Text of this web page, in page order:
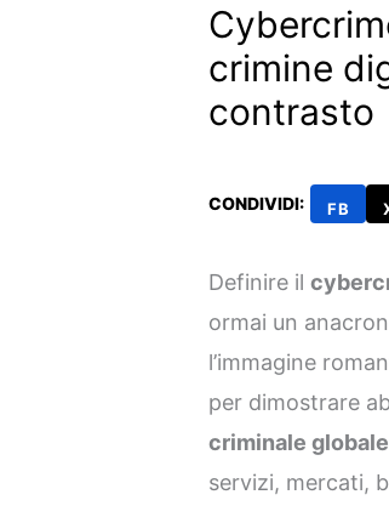
crimine
contrasto
CONDIVIDI: FB
Definire il
ormai un
l’immagine
per dimostrare
criminale globale
servizi, mercati,